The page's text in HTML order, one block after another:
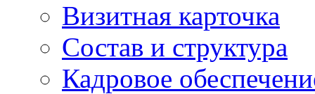
Визитная карточка
Состав и структура
Кадровое